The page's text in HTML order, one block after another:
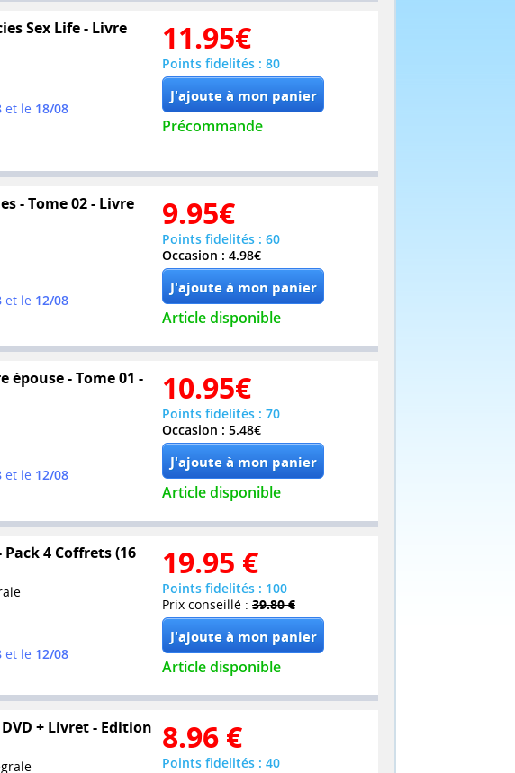
Sex Life - Livre
et le 18/08
11.95€
Points fidelités : 80
Précommande
- Tome 02 - Livre
et le 12/08
9.95€
Points fidelités : 60
Occasion : 4.98€
Article disponible
- Tome 01 -
et le 12/08
10.95€
Points fidelités : 70
Occasion : 5.48€
Article disponible
4 Coffrets (16
et le 12/08
19.95 €
Points fidelités : 100
Prix conseillé : 39.80 €
Article disponible
+ Livret - Edition 8.96 €
Points fidelités : 40